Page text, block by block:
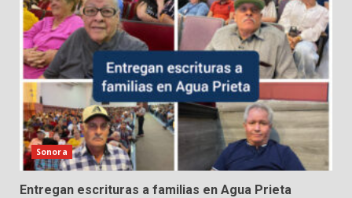
Sonora
Entregan escrituras a familias en Agua Prieta